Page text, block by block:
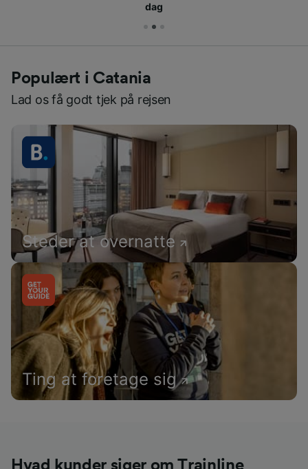
dag
Populært i Catania
Lad os få godt tjek på rejsen
Steder at overnatte
Ting at foretage sig
Hvad kunder siger om Trainline